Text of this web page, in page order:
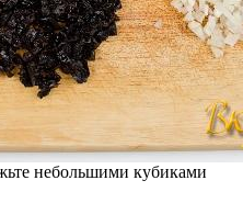
небольшими кубиками